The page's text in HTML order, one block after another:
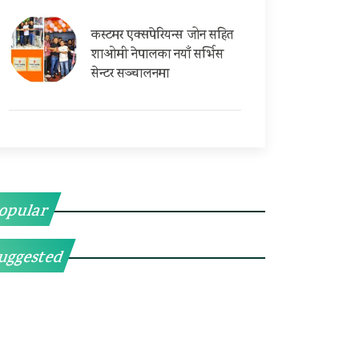
कस्टमर एक्सपेरियन्स जोन सहित
शाओमी नेपालका नयाँ सर्भिस
सेन्टर सञ्चालनमा